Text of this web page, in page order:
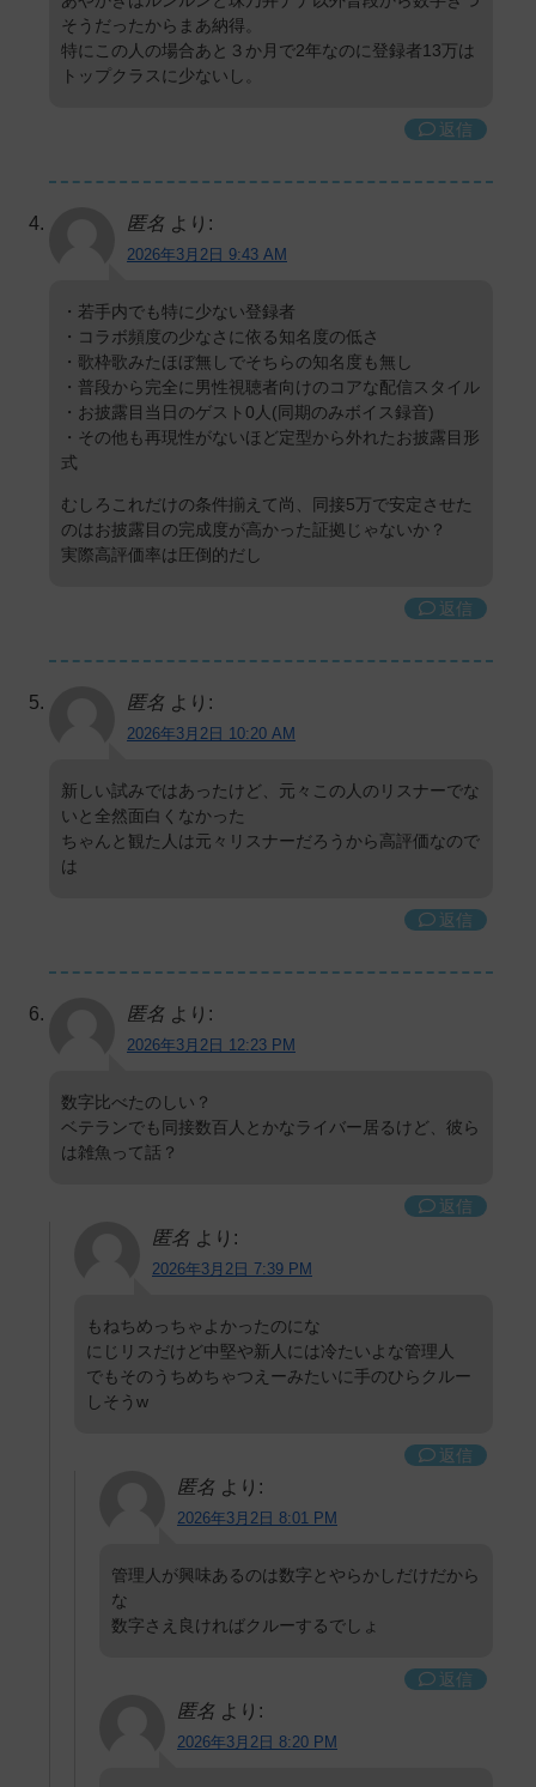
そうだったからまあ納得。
特にこの人の場合あと３か月で2年なのに登録者13万は
トップクラスに少ないし。
返信
匿名 より:
2026年3月2日 9:43 AM
・若手内でも特に少ない登録者
・コラボ頻度の少なさに依る知名度の低さ
・歌枠歌みたほぼ無しでそちらの知名度も無し
・普段から完全に男性視聴者向けのコアな配信スタイル
・お披露目当日のゲスト0人(同期のみボイス録音)
・その他も再現性がないほど定型から外れたお披露目形
式
むしろこれだけの条件揃えて尚、同接5万で安定させた
のはお披露目の完成度が高かった証拠じゃないか？
実際高評価率は圧倒的だし
返信
匿名 より:
2026年3月2日 10:20 AM
新しい試みではあったけど、元々この人のリスナーでな
いと全然面白くなかった
ちゃんと観た人は元々リスナーだろうから高評価なので
は
返信
匿名 より:
2026年3月2日 12:23 PM
数字比べたのしい？
ベテランでも同接数百人とかなライバー居るけど、彼ら
は雑魚って話？
返信
匿名 より:
2026年3月2日 7:39 PM
もねちめっちゃよかったのにな
にじリスだけど中堅や新人には冷たいよな管理人
でもそのうちめちゃつえーみたいに手のひらクルー
しそうw
返信
匿名 より:
2026年3月2日 8:01 PM
管理人が興味あるのは数字とやらかしだけだから
な
数字さえ良ければクルーするでしょ
返信
匿名 より:
2026年3月2日 8:20 PM